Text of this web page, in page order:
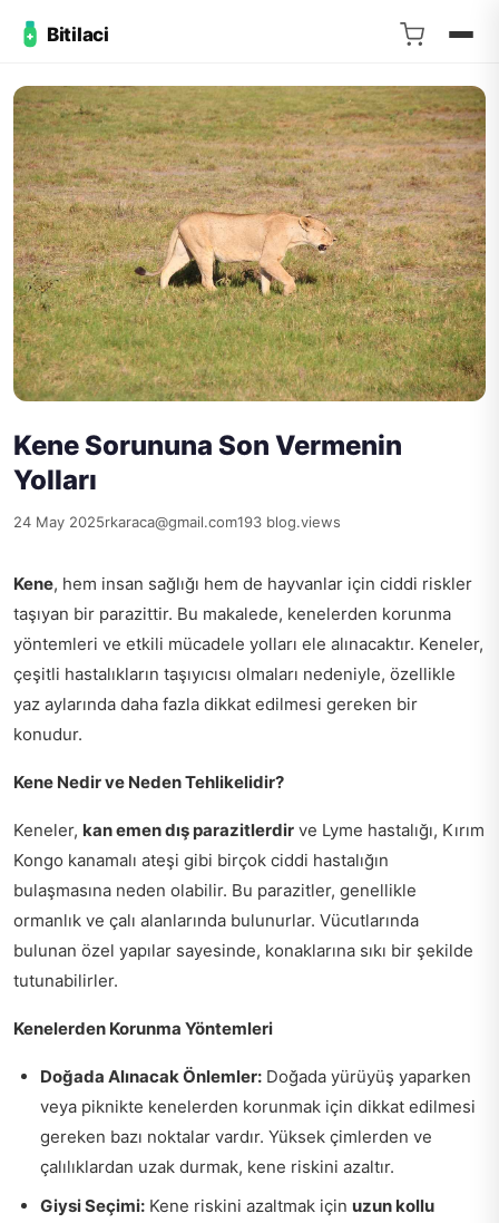
Bitilaci
Kene Sorununa Son Vermenin
Yolları
24 May 2025rkaraca@gmail.com193 blog.views
Kene, hem insan sağlığı hem de hayvanlar için ciddi riskler
taşıyan bir parazittir. Bu makalede, kenelerden korunma
yöntemleri ve etkili mücadele yolları ele alınacaktır. Keneler,
çeşitli hastalıkların taşıyıcısı olmaları nedeniyle, özellikle
yaz aylarında daha fazla dikkat edilmesi gereken bir
konudur.
Kene Nedir ve Neden Tehlikelidir?
Keneler, kan emen dış parazitlerdir ve Lyme hastalığı, Kırım
Kongo kanamalı ateşi gibi birçok ciddi hastalığın
bulaşmasına neden olabilir. Bu parazitler, genellikle
ormanlık ve çalı alanlarında bulunurlar. Vücutlarında
bulunan özel yapılar sayesinde, konaklarına sıkı bir şekilde
tutunabilirler.
Kenelerden Korunma Yöntemleri
Doğada Alınacak Önlemler: Doğada yürüyüş yaparken
veya piknikte kenelerden korunmak için dikkat edilmesi
gereken bazı noktalar vardır. Yüksek çimlerden ve
çalılıklardan uzak durmak, kene riskini azaltır.
Giysi Seçimi: Kene riskini azaltmak için uzun kollu